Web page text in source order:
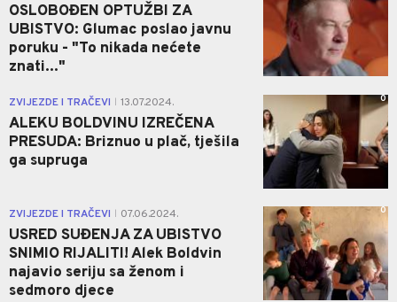
OSLOBOĐEN OPTUŽBI ZA
UBISTVO: Glumac poslao javnu
poruku - "To nikada nećete
znati..."
ZVIJEZDE I TRAČEVI 13.07.2024.
ALEKU BOLDVINU IZREČENA
PRESUDA: Briznuo u plač, tješila
ga supruga
0
ZVIJEZDE I TRAČEVI 07.06.2024.
USRED SUĐENJA ZA UBISTVO
SNIMIO RIJALITI! Alek Boldvin
najavio seriju sa ženom i
sedmoro djece
0